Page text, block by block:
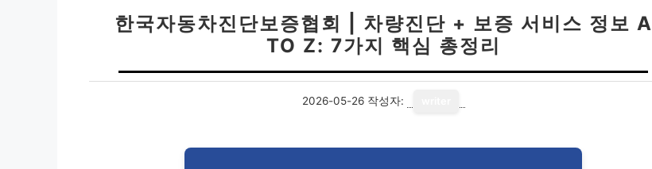
한국자동차진단보증협회 | 차량진단 + 보증 서비스 정보 A
TO Z: 7가지 핵심 총정리
2026-05-26 작성자: